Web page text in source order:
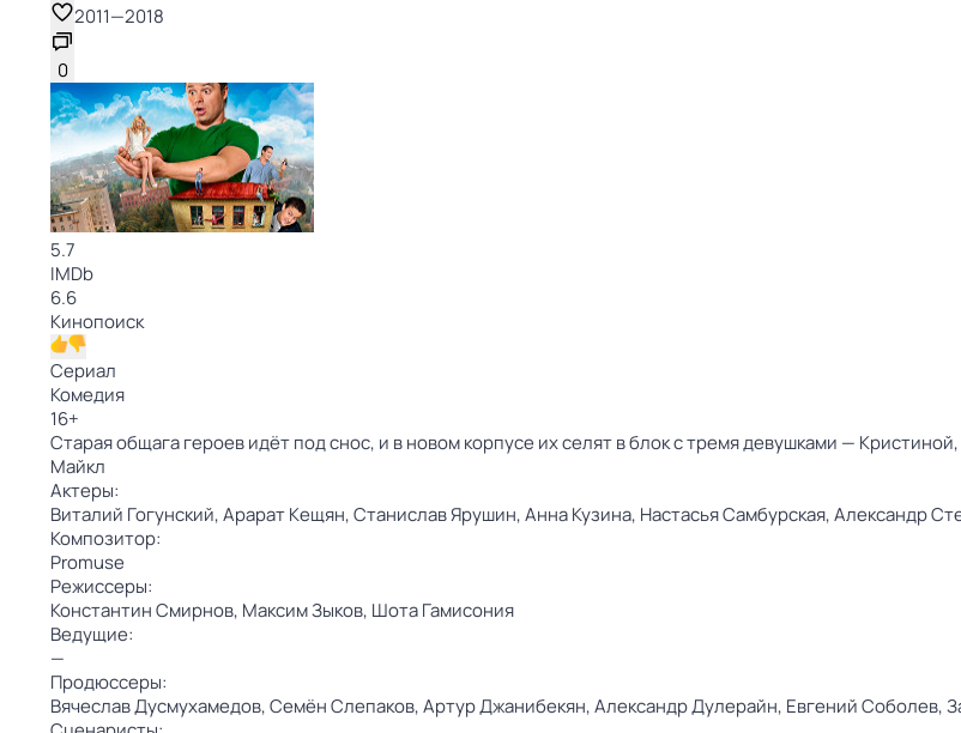
2011—2018
0
5.7
IMDb
6.6
Кинопоиск
Сериал
Комедия
16+
Старая общага героев идёт под снос, и в новом корпусе их селят в блок с тремя девушками —
Майкл
Актеры:
Виталий Гогунский,Арарат Кещян,Станислав Ярушин,Анна Кузина, Настасья Самбурская,Александр
Композитор:
Promuse
Режиссеры:
Константин Смирнов, Максим Зыков, Шота Гамисония
Ведущие:
—
Продюссеры:
Вячеслав Дусмухамедов,Семён Слепаков,Артур Джанибекян,Александр Дулерайн, Евгений Соболев,